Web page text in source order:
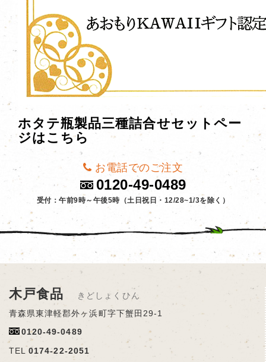
ホタテ瓶製品三種詰合せセットペー
ジはこちら
お電話でのご注文
0120-49-0489
受付：午前9時～午後5時（土日祝日・12/28~1/3を除く）
木戸食品
きどしょくひん
青森県東津軽郡外ヶ浜町字下蟹田29-1
0120-49-0489
TEL0174-22-2051